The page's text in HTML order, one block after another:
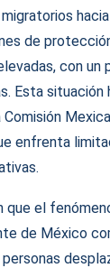
de
con un
Esta situación
enfrenta
que el
de México